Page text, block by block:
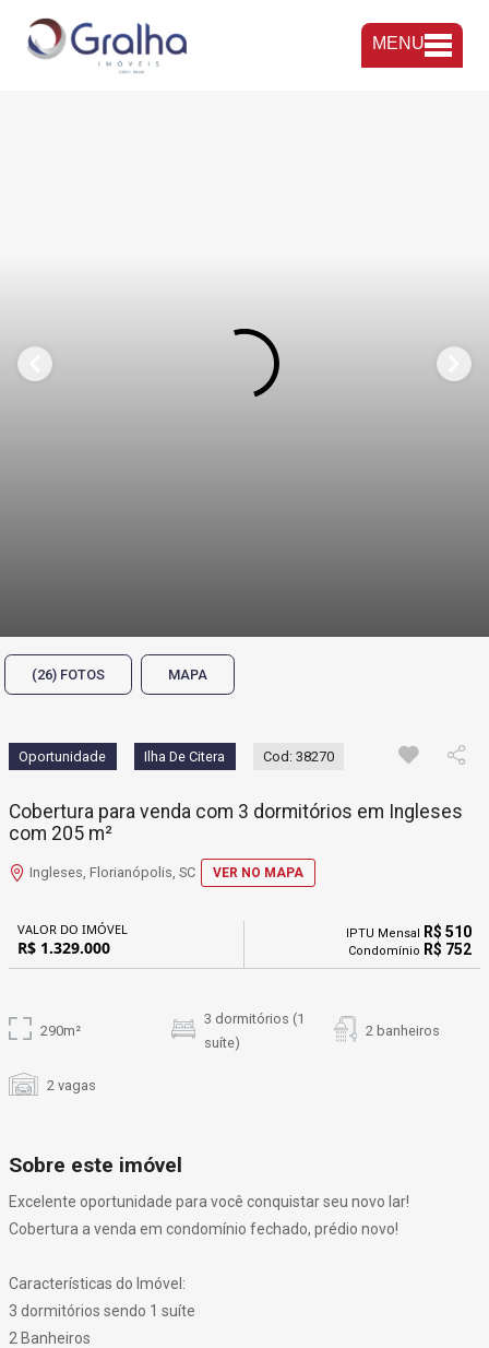
MENU
(26) FOTOS MAPA
Oportunidade Ilha De Citera Cod: 38270
Cobertura para venda com 3 dormitórios em Ingleses
com 205 m²
Ingleses, Florianópolis, SC VER NO MAPA
VALOR DO IMÓVEL
R$ 1.329.000
IPTU Mensal R$ 510
Condomínio R$ 752
290m²
3 dormitórios (1
suíte)
2 banheiros
2 vagas
Sobre este imóvel
Excelente oportunidade para você conquistar seu novo lar!
Cobertura a venda em condomínio fechado, prédio novo!
Características do Imóvel:
3 dormitórios sendo 1 suíte
2 Banheiros